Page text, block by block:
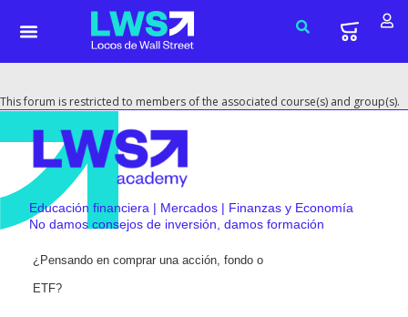
This forum is restricted to members of the associated course(s) and group(s).
Educación financiera | Mercados | Finanzas y Economía
No damos consejos de inversión, damos formación
¿Pensando en comprar una acción, fondo o
ETF?